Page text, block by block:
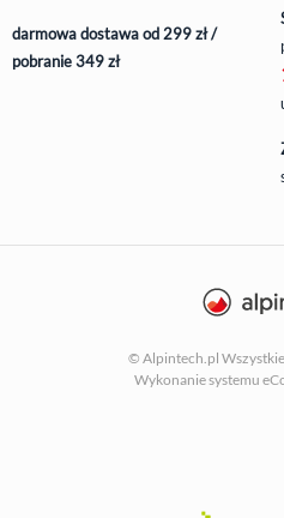
darmowa dostawa od 299 zł /
pobranie 349 zł
© Alpintech.pl
Wykonanie systemu